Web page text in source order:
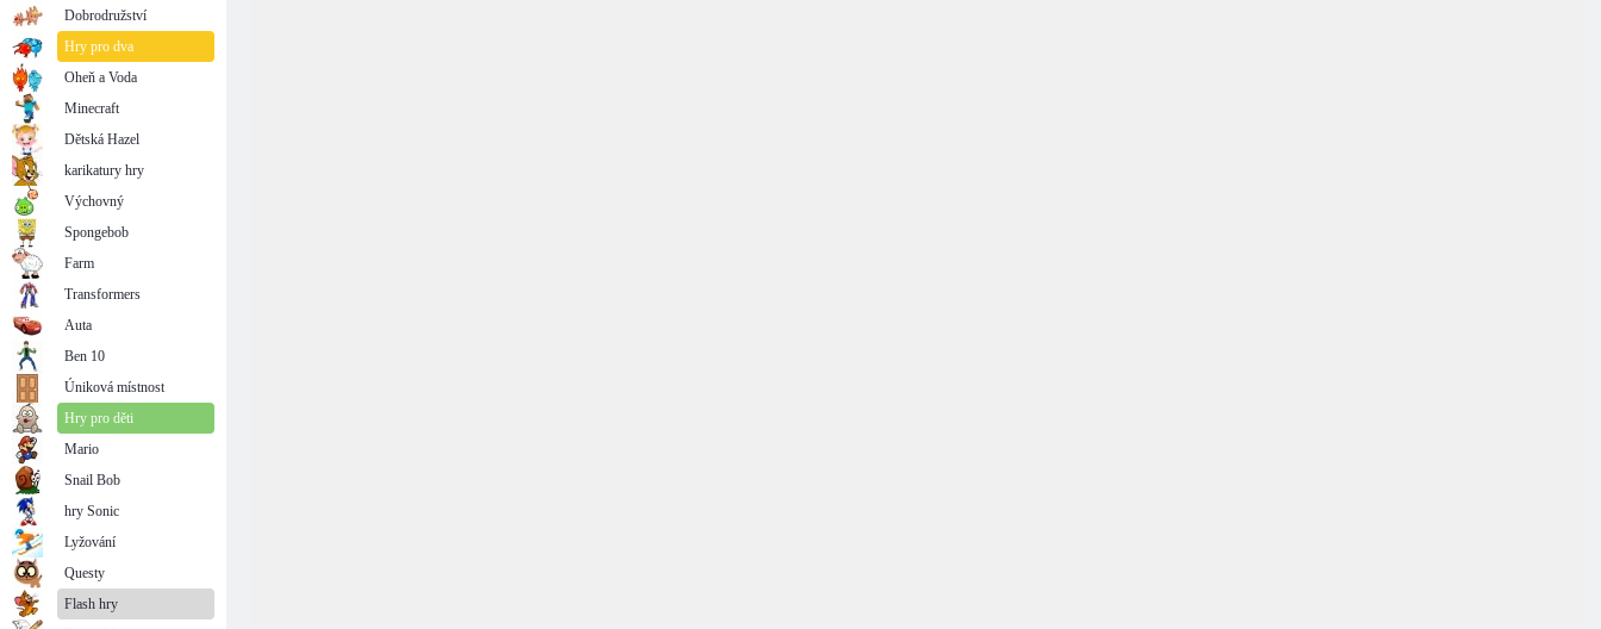
Dobrodružství
Hry pro dva
Oheň a Voda
Minecraft
Dětská Hazel
karikatury hry
Výchovný
Spongebob
Farm
Transformers
Auta
Ben 10
Úniková místnost
Hry pro děti
Mario
Snail Bob
hry Sonic
Lyžování
Questy
Flash hry